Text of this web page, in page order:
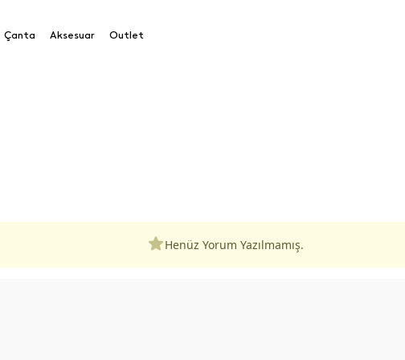
Çanta Aksesuar Outlet
Henüz Yorum Yazılmamış.